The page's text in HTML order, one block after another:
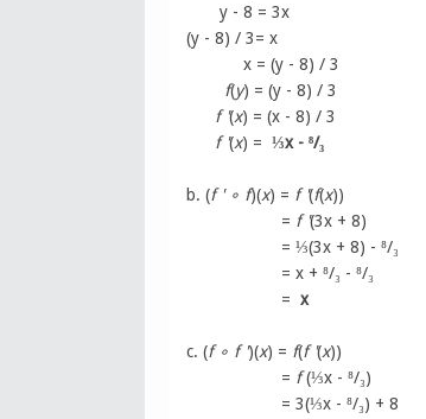
y - 8 = 3x
(y - 8) / 3= x
x = (y - 8) / 3
f(y) = (y - 8) / 3
f ' (x) = (x - 8) / 3
f ' (x) = ⅓x - ⁸/₃
b. (f ' ∘ f)(x) = f ' (f(x))
= f ' (3x + 8)
= ⅓(3x + 8) - ⁸/₃
= x + ⁸/₃ - ⁸/₃
= x
c. (f ∘ f ' )(x) = f(f ' (x))
= f(⅓x - ⁸/₃)
= 3(⅓x - ⁸/₃) + 8